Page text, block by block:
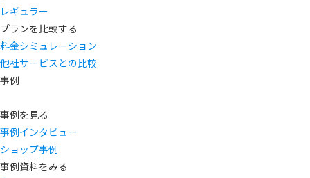
レギュラー
プランを比較する
料金シミュレーション
他社サービスとの比較
事例
事例を見る
事例インタビュー
ショップ事例
事例資料をみる